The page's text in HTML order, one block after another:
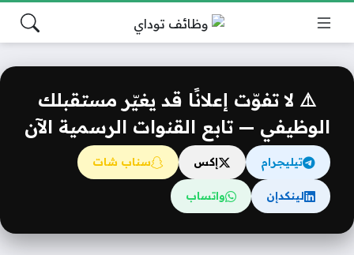
⚠️ لا تفوّت إعلانًا قد يغيّر مستقبلك
الوظيفي — تابع القنوات الرسمية الآن
تيليجرام إكس سناب شات
لينكدإن واتساب